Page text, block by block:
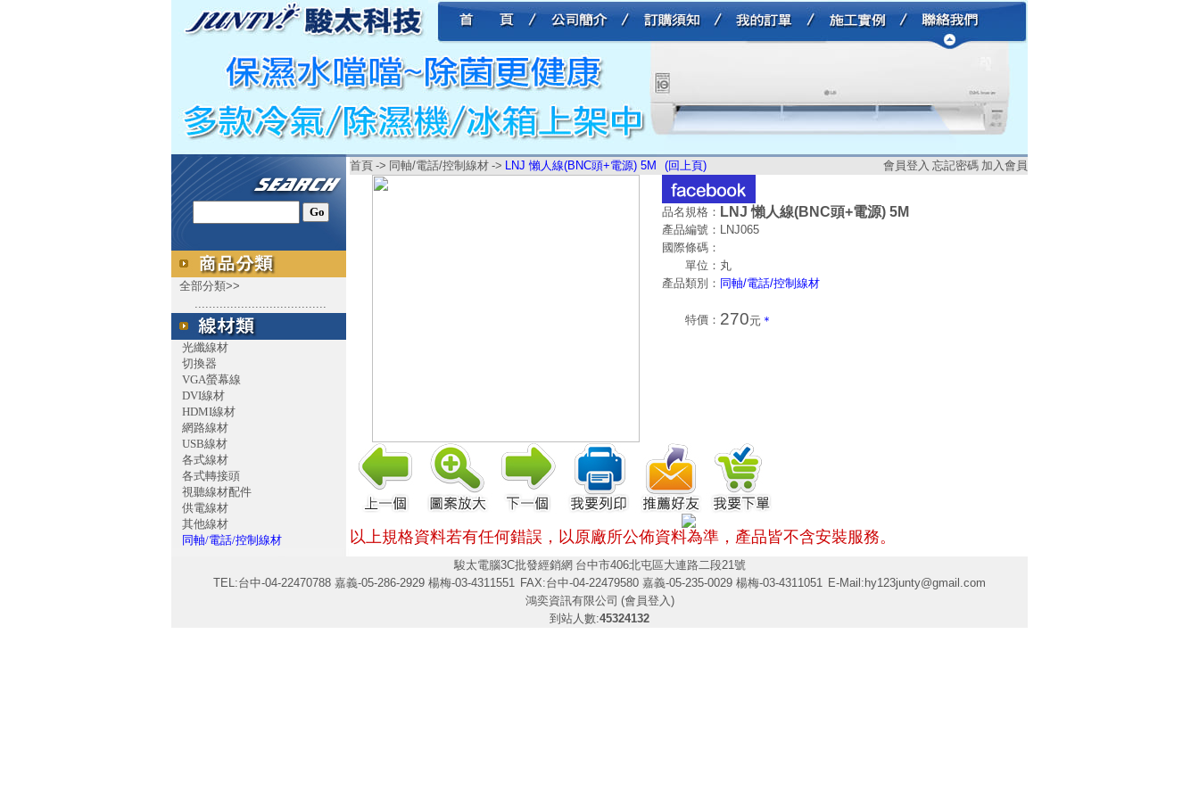
全部分類>>
.....................................
光纖線材
切換器
VGA螢幕線
DVI線材
HDMI線材
網路線材
USB線材
各式線材
各式轉接頭
視聽線材配件
供電線材
其他線材
同軸/電話/控制線材
首頁 -> 同軸/電話/控制線材 -> LNJ 懶人線(BNC頭+電源) 5M (回上頁) 會員登入 忘記密碼 加入會員
品名規格： LNJ 懶人線(BNC頭+電源) 5M
產品編號： LNJ065
國際條碼：
單位： 丸
產品類別： 同軸/電話/控制線材
特價： 270元 ＊
以上規格資料若有任何錯誤，以原廠所公佈資料為準， 產品皆不含安裝服務。
駿太電腦3C批發經銷網 台中市406北屯區大連路二段21號
TEL:台中-04-22470788 嘉義-05-286-2929 楊梅-03-4311551 FAX:台中-04-22479580 嘉義-05-235-0029 楊梅-03-4311051 E-Mail: hy123junty@gmail.com
鴻奕資訊有限公司 (會員登入)
到站人數:45324132